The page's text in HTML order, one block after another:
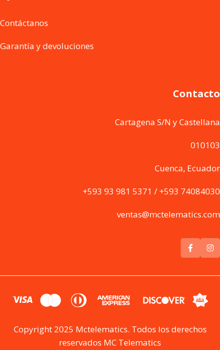
Contáctanos
Garantía y devoluciones
Contacto
Cartagena S/N y Castellana
010103
Cuenca, Ecuador
+593 93 981 5371 / +593 74084030
ventas@mctelematics.com
Copyright 2025 Mctelematics. Todos los derechos
reservados MC Telematics